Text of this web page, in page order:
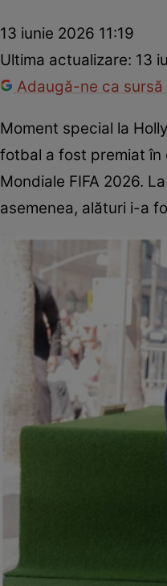
13 iunie 2026 11:19
Ultima actualizare: 13
Adaugă-ne ca
Moment special la
fotbal a fost premiat în
Mondiale FIFA 2026.
asemenea, alături i-a